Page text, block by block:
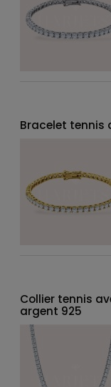
Bracelet tennis
Collier tennis
argent 925